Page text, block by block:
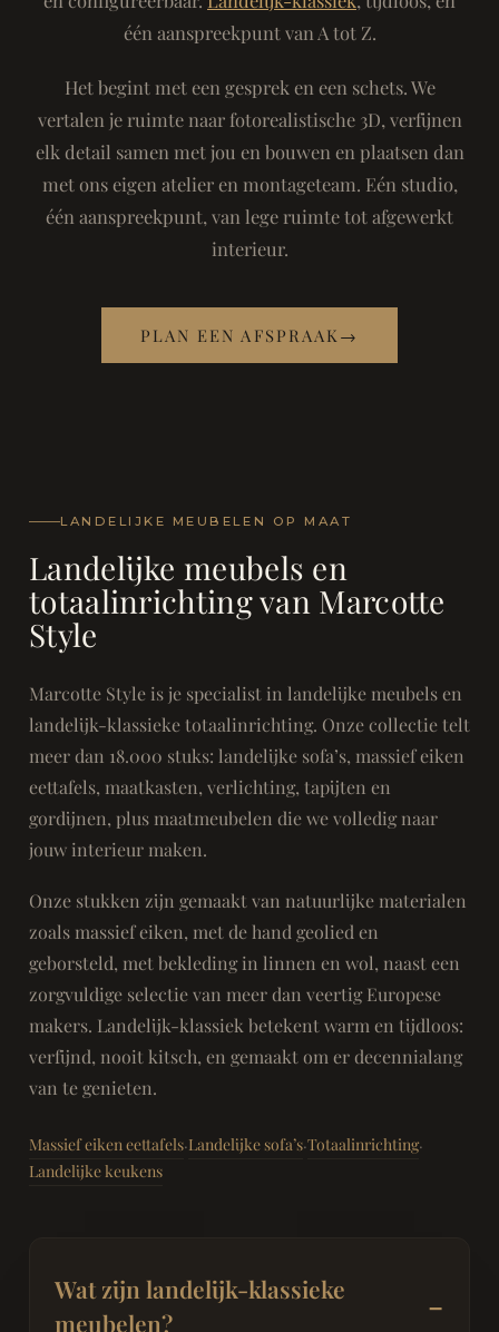
één aanspreekpunt van A tot Z.
Het begint met een gesprek en een schets. We
vertalen je ruimte naar fotorealistische 3D, verfijnen
elk detail samen met jou en bouwen en plaatsen dan
met ons eigen atelier en montageteam. Eén studio,
één aanspreekpunt, van lege ruimte tot afgewerkt
interieur.
PLAN EEN AFSPRAAK →
LANDELIJKE MEUBELEN OP MAAT
Landelijke meubels en
totaalinrichting van Marcotte
Style
Marcotte Style is je specialist in landelijke meubels en
landelijk-klassieke totaalinrichting. Onze collectie telt
meer dan 18.000 stuks: landelijke sofa’s, massief eiken
eettafels, maatkasten, verlichting, tapijten en
gordijnen, plus maatmeubelen die we volledig naar
jouw interieur maken.
Onze stukken zijn gemaakt van natuurlijke materialen
zoals massief eiken, met de hand geolied en
geborsteld, met bekleding in linnen en wol, naast een
zorgvuldige selectie van meer dan veertig Europese
makers. Landelijk-klassiek betekent warm en tijdloos:
verfijnd, nooit kitsch, en gemaakt om er decennialang
van te genieten.
Massief eiken eettafels·Landelijke sofa’s·Totaalinrichting·
Landelijke keukens
Wat zijn landelijk-klassieke
meubelen?